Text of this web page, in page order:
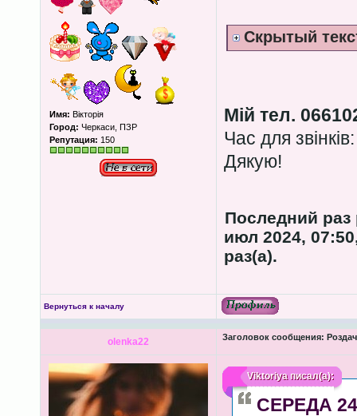
Имя: Вікторія
Город: Черкаси, ПЗР
Репутация: 150
Скрытый
Мій тел.
Час для
Дякую!
Последний
июл 2024,
раз(а).
Вернуться к началу
olenka22 Заголовок сообщения:
Viktoriyaписал(а):
СЕРЕДА